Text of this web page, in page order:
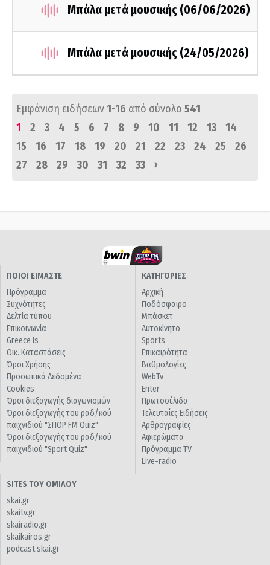
Μπάλα μετά μουσικής (06/06/2026)
Μπάλα μετά μουσικής (24/05/2026)
Εμφάνιση ειδήσεων1-16 από σύνολο 541
1
2 3 4 5 6 7 8 9 10 11 12 13
14
15
16 17 18 19 20 21 22 23 24 25
26
27
28 29 30 31 32 33 ›
ΠΟΙΟΙ ΕΙΜΑΣΤΕ
Πρόγραμμα
Συχνότητες
Δελτία τύπου
Επικοινωνία
Greece Is
Οικ. Καταστάσεις
Όροι Χρήσης
Προσωπικά Δεδομένα
Cookies
Όροι διεξαγωγής διαγωνισμών
Όροι διεξαγωγής του ραδ/κού
παιχνιδιού "ΣΠΟΡ FM Quiz"
Όροι διεξαγωγής του ραδ/κού
παιχνιδιού "Sport Quiz"
ΚΑΤΗΓΟΡΙΕΣ
Αρχική
Ποδόσφαιρο
Μπάσκετ
Αυτοκίνητο
Sports
Επικαιρότητα
Βαθμολογίες
WebTv
Enter
Πρωτοσέλιδα
Τελευταίες Ειδήσεις
Αρθρογραφίες
Αφιερώματα
Πρόγραμμα TV
Live-radio
SITES ΤΟΥ ΟΜΙΛΟΥ
skai.gr
skaitv.gr
skairadio.gr
skaikairos.gr
podcast.skai.gr